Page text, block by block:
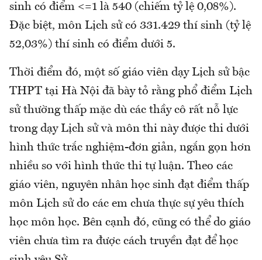
sinh có điểm <=1 là 540 (chiếm tỷ lệ 0,08%).
Đặc biệt, môn Lịch sử có 331.429 thí sinh (tỷ lệ
52,03%) thí sinh có điểm dưới 5.
Thời điểm đó, một số giáo viên dạy Lịch sử bậc
THPT tại Hà Nội đã bày tỏ rằng phổ điểm Lịch
sử thường thấp mặc dù các thầy cô rất nỗ lực
trong dạy Lịch sử và môn thi này được thi dưới
hình thức trắc nghiệm-đơn giản, ngắn gọn hơn
nhiều so với hình thức thi tự luận. Theo các
giáo viên, nguyên nhân học sinh đạt điểm thấp
môn Lịch sử do các em chưa thực sự yêu thích
học môn học. Bên cạnh đó, cũng có thể do giáo
viên chưa tìm ra được cách truyền đạt để học